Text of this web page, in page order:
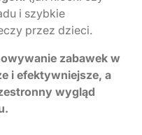
i szybkie
przez dzieci.
zabawek w
i efektywniejsze, a
wygląd